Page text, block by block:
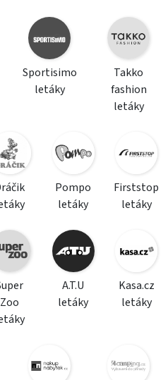
Sportisimo
letáky
Takko
fashion
letáky
Pompo
letáky
Firststop
letáky
Zoo
A.T.U
letáky
Kasa.cz
letáky